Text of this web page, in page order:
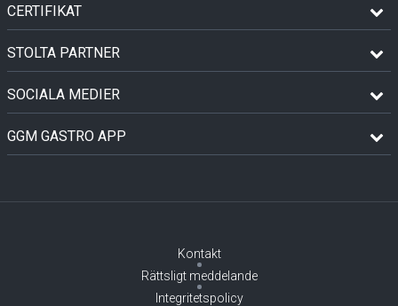
CERTIFIKAT
STOLTA PARTNER
SOCIALA MEDIER
GGM GASTRO APP
Kontakt
Rättsligt meddelande
Integritetspolicy